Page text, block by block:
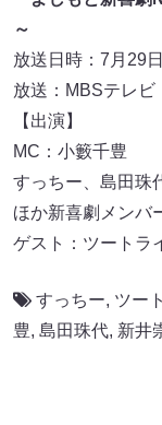
～
放送日時：7月29
放送：MBSテレビ
【出演】
MC：小籔千豊
すっちー、島田珠
ほか新喜劇メンバ
ゲスト：ツートラ
すっちー, ツー
豊, 島田珠代, 新井